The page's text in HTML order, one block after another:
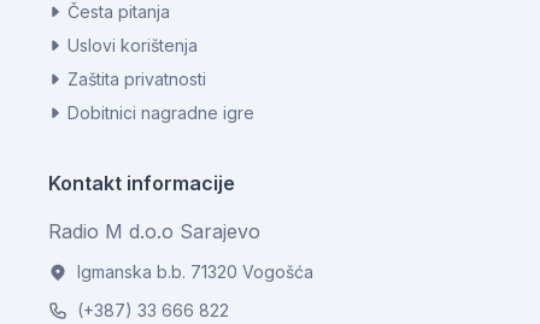
Česta pitanja
Uslovi korištenja
Zaštita privatnosti
Dobitnici nagradne igre
Kontakt informacije
Radio M d.o.o Sarajevo
Igmanska b.b. 71320 Vogošća
(+387) 33 666 822